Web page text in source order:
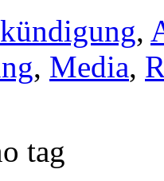
,
, Media,
tag